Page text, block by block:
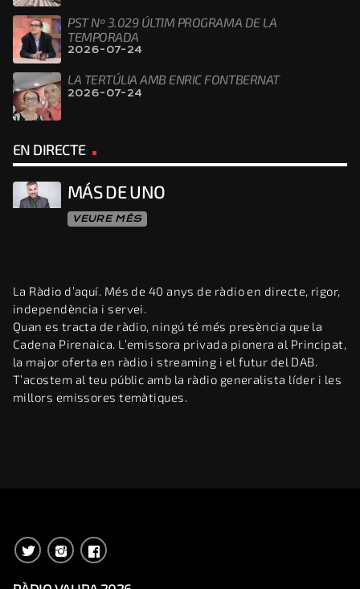
PST Nº 3.029 ÚLTIM PROGRAMA DE LA
TEMPORADA
2026-07-24
LA TERTÚLIA AMB ENRIC FONTBERNAT
2026-07-24
EN DIRECTE
MÁS DE UNO
VEURE MÉS
La Ràdio d’aquí. Més de 40 anys de ràdio en directe, rigor,
independència i servei.
Quan es tracta de ràdio, ningú té més presència que la
Cadena Pirenaica. L’emissora privada pionera al Principat,
la major oferta en ràdio i streaming i el futur del DAB.
T’acostem al teu públic amb la ràdio generalista líder i les
millors emissores temàtiques.